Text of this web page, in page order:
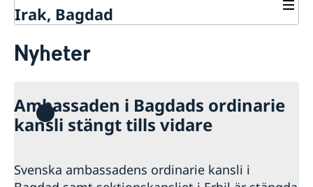
Irak, Bagdad
Om oss
Nyheter
Nyheter
Ambassaden i Bagdads ordinarie
kansli stängt tills vidare
Svenska ambassadens ordinarie kansli i